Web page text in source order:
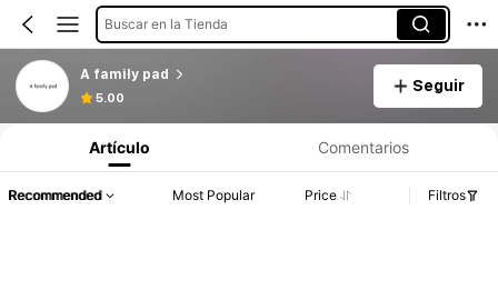
Buscar en la Tienda
A family pad
5.00
Seguir
Artículo Comentarios
Recommended Most Popular Price Filtros